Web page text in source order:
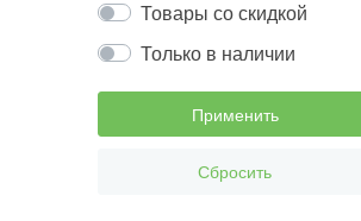
Товары со скидкой
Только в наличии
Применить
Сбросить